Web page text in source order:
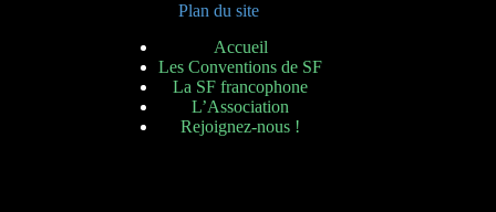
Plan du site
Accueil
Les Conventions de SF
La SF francophone
L’Association
Rejoignez-nous !